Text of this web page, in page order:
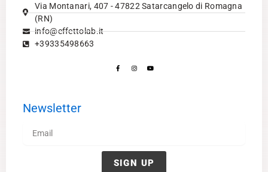
Via Montanari, 407 - 47822 Satarcangelo di Romagna
(RN)
info@effettolab.it
+39335498663
Facebook-
f
Newsletter
SIGN UP